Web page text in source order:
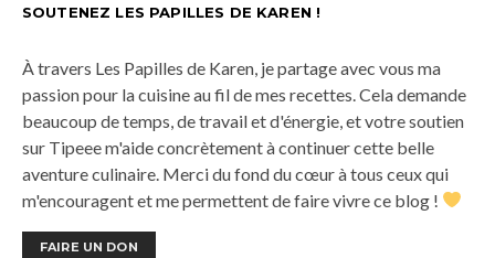
SOUTENEZ LES PAPILLES DE KAREN !
À travers Les Papilles de Karen, je partage avec vous ma
passion pour la cuisine au fil de mes recettes. Cela demande
beaucoup de temps, de travail et d'énergie, et votre soutien
sur Tipeee m'aide concrètement à continuer cette belle
aventure culinaire. Merci du fond du cœur à tous ceux qui
m'encouragent et me permettent de faire vivre ce blog !
FAIRE UN DON